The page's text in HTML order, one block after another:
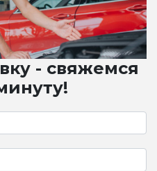
- свяжемся